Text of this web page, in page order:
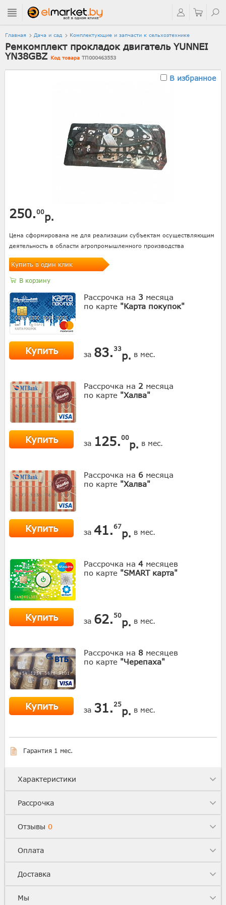
Главная Дача и сад Комплектующие и запчасти к сельхозтехнике
Ремкомплект прокладок двигатель YUNNEI
YN38GBZ Код товара ТП000463553
В избранное
250.00р.
Цена сформирована не для реализации субъектам осуществляющим
деятельность в области агропромышленного производства
Купить в один клик
В корзину
Рассрочка на 3 месяца
по карте "Карта покупок"
Купить за 83. 33
р. в мес.
Рассрочка на 2 месяца
по карте "Халва"
Купить за 125.00
р. в мес.
Рассрочка на 6 месяца
по карте "Халва"
Купить за 41.67
р. в мес.
Рассрочка на 4 месяцев
по карте "SMART карта"
Купить за 62. 50
р. в мес.
Рассрочка на 8 месяцев
по карте "Черепаха"
Купить за 31. 25
р. в мес.
Гарантия 1 мес.
Характеристики
Рассрочка
Отзывы 0
Оплата
Доставка
Мы